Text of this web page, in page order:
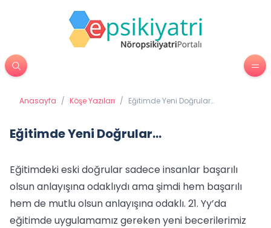
Anasayfa / Köşe Yazıları / Eğitimde Yeni Doğrular…
Eğitimde Yeni Doğrular…
Eğitimdeki eski doğrular sadece insanlar başarılı
olsun anlayışına odaklıydı ama şimdi hem başarılı
hem de mutlu olsun anlayışına odaklı. 21. Yy’da
eğitimde uygulamamız gereken yeni becerilerimiz